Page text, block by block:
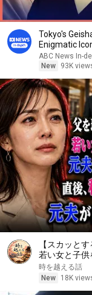
Tokyo's
Enigmatic
ABC News In-
New
93K
【スカッと
若い女と子供
違って完璧w
クガク震え
時を越える話
New
18K